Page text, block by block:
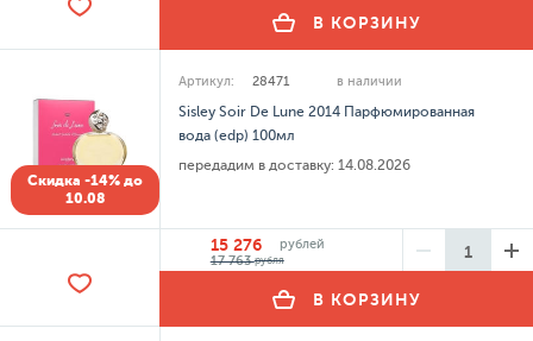
В КОРЗИНУ
Скидка -14% до
10.08
Артикул: 28471 в наличии
Sisley Soir De Lune 2014 Парфюмированная
вода (edp) 100мл
передадим в доставку: 14.08.2026
15 276
рублей
17 763рубля
В КОРЗИНУ